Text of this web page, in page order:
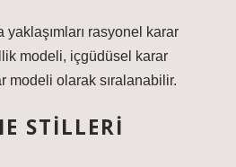
rasyonel karar
modeli, içgüdüsel karar
modeli olarak sıralanabilir.
STILLERI